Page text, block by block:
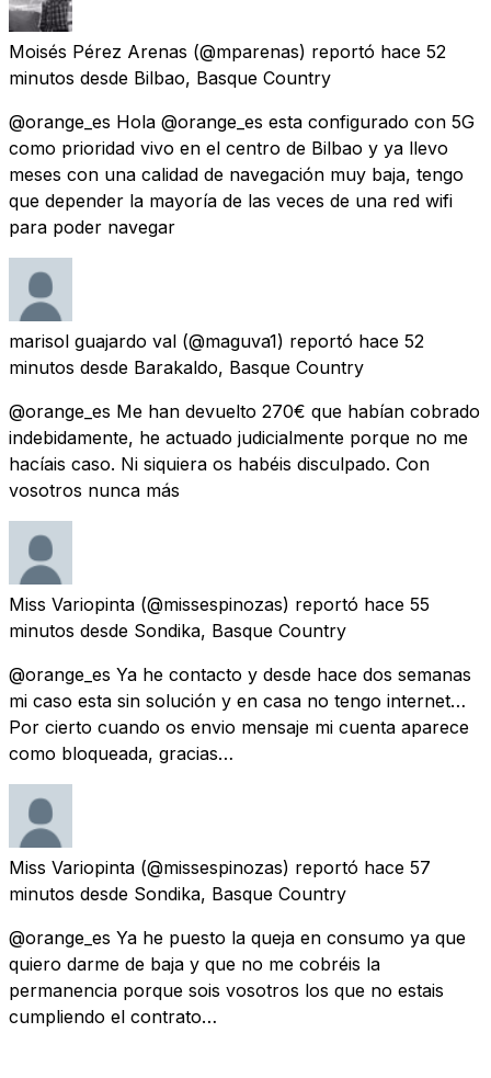
Moisés Pérez Arenas (@mparenas) reportó hace 52
minutos desde Bilbao, Basque Country
@orange_es Hola @orange_es esta configurado con 5G
como prioridad vivo en el centro de Bilbao y ya llevo
meses con una calidad de navegación muy baja, tengo
que depender la mayoría de las veces de una red wifi
para poder navegar
marisol guajardo val (@maguva1) reportó hace 52
minutos desde Barakaldo, Basque Country
@orange_es Me han devuelto 270€ que habían cobrado
indebidamente, he actuado judicialmente porque no me
hacíais caso. Ni siquiera os habéis disculpado. Con
vosotros nunca más
Miss Variopinta (@missespinozas) reportó hace 55
minutos desde Sondika, Basque Country
@orange_es Ya he contacto y desde hace dos semanas
mi caso esta sin solución y en casa no tengo internet…
Por cierto cuando os envio mensaje mi cuenta aparece
como bloqueada, gracias…
Miss Variopinta (@missespinozas) reportó hace 57
minutos desde Sondika, Basque Country
@orange_es Ya he puesto la queja en consumo ya que
quiero darme de baja y que no me cobréis la
permanencia porque sois vosotros los que no estais
cumpliendo el contrato…